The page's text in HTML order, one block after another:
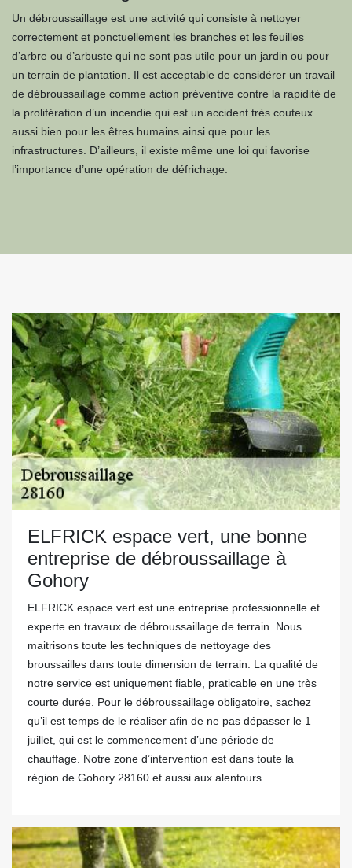
Un débroussaillage est une activité qui consiste à nettoyer
correctement et ponctuellement les branches et les feuilles
d’arbre ou d’arbuste qui ne sont pas utile pour un jardin ou pour
un terrain de plantation. Il est acceptable de considérer un travail
de débroussaillage comme action préventive contre la rapidité de
la prolifération d’un incendie qui est un accident très couteux
aussi bien pour les êtres humains ainsi que pour les
infrastructures. D’ailleurs, il existe même une loi qui favorise
l’importance d’une opération de défrichage.
ELFRICK espace vert, une bonne
entreprise de débroussaillage à
Gohory
ELFRICK espace vert est une entreprise professionnelle et
experte en travaux de débroussaillage de terrain. Nous
maitrisons toute les techniques de nettoyage des
broussailles dans toute dimension de terrain. La qualité de
notre service est uniquement fiable, praticable en une très
courte durée. Pour le débroussaillage obligatoire, sachez
qu’il est temps de le réaliser afin de ne pas dépasser le 1
juillet, qui est le commencement d’une période de
chauffage. Notre zone d’intervention est dans toute la
région de Gohory 28160 et aussi aux alentours.